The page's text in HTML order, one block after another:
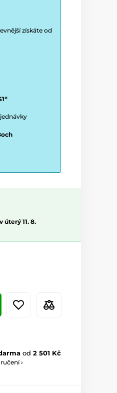
získáte od
úterý 11. 8.
od 2 501 Kč
›